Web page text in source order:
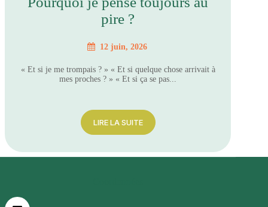
pire ?
12 juin, 2026
« Et si je me trompais ? » « Et si quelque chose arrivait à
mes proches ? » « Et si ça se pas...
LIRE LA SUITE